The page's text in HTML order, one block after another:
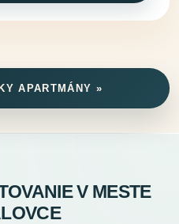
APARTMÁNY »
V MESTE